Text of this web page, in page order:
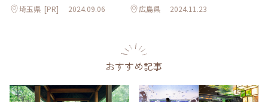
埼玉県 [PR] 2024.09.06 広島県 2024.11.23
おすすめ記事